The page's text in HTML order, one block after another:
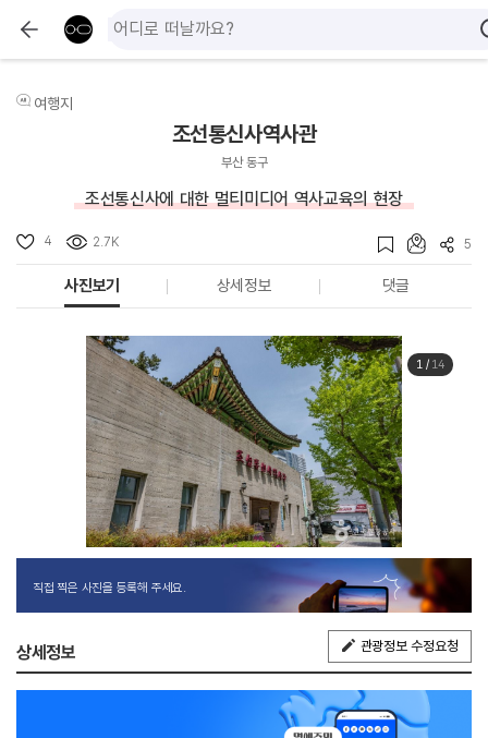
여행지
조선통신사역사관
부산 동구
조선통신사에 대한 멀티미디어 역사교육의 현장
4 2.7K 5
사진보기 상세정보 댓글
1/ 14
직접 찍은 사진을 등록해 주세요.
상세정보 관광정보 수정요청